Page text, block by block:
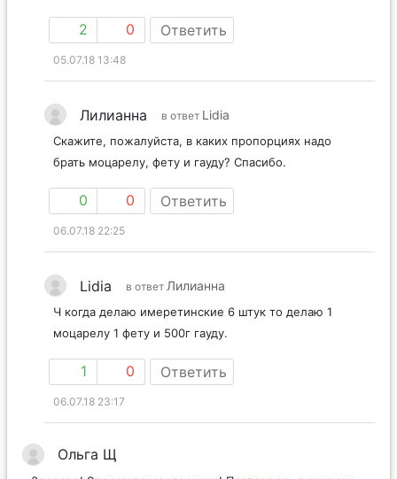
2 0 Ответить
05.07.18 13:48
Лилианна в ответ Lidia
Скажите, пожалуйста, в каких пропорциях надо
брать моцарелу, фету и гауду? Спасибо.
0 0 Ответить
06.07.18 22:25
Lidia в ответ Лилианна
Ч когда делаю имеретинские 6 штук то делаю 1
моцарелу 1 фету и 500г гауду.
1 0 Ответить
06.07.18 23:17
Ольга Щ